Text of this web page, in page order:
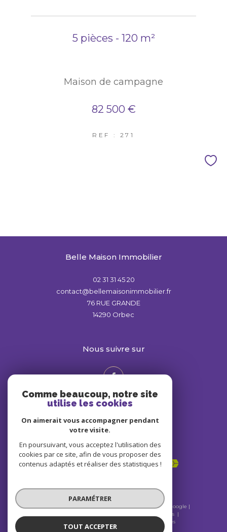
5 pièces - 120 m²
Maison de campagne
82 500 €
REF : 271
Belle Maison Immobilier
02 31 31 45 20
contact@bellemaisonimmobilier.fr
76 RUE GRANDE
14290
Orbec
nous suivre sur
Adhérents
© 2026 | Tous droits réservés | Traduction powered by Google |
Mentions légales
Cookies
Comme beaucoup, notre site
utilise les cookies
On aimerait vous accompagner pendant
votre visite.
En poursuivant, vous acceptez l'utilisation des
cookies par ce site, afin de vous proposer des
contenus adaptés et réaliser des statistiques !
PARAMÉTRER
TOUT ACCEPTER